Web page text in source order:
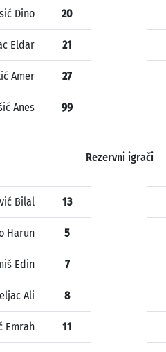
Dino 20
Eldar 21
Amer 27
Anes 99
Rezervni igrači
Bilal 13
Harun 5
Edin 7
Ali 8
Emrah 11